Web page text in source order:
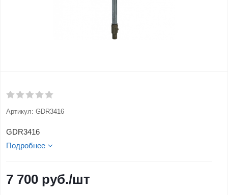
Артикул: GDR3416
GDR3416
Подробнее
7 700 руб./шт